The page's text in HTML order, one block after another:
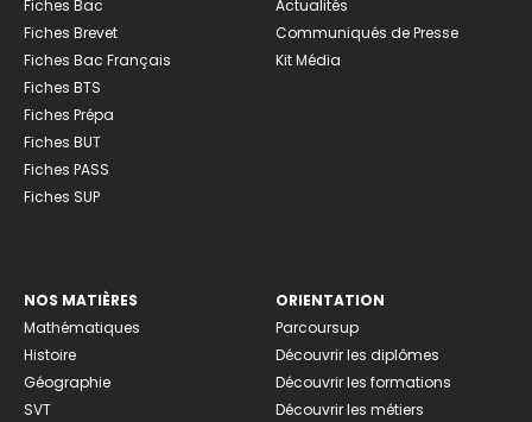
Fiches Bac
Fiches Brevet
Fiches Bac Français
Fiches BTS
Fiches Prépa
Fiches BUT
Fiches PASS
Fiches SUP
Actualités
Communiqués de Presse
Kit Média
NOS MATIÈRES
Mathématiques
Histoire
Géographie
SVT
ORIENTATION
Parcoursup
Découvrir les diplômes
Découvrir les formations
Découvrir les métiers